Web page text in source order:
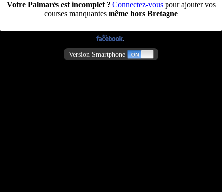
Votre Palmarès est incomplet ? Connectez-vouspour ajouter vos
courses manquantes même hors Bretagne
Version Smartphone